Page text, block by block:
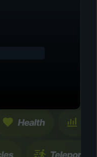
recursos
sua
Todas as
e podem ser